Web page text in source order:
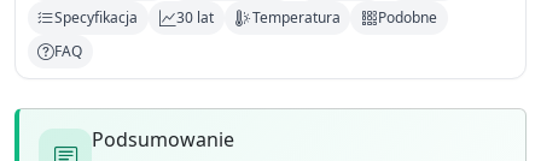
Specyfikacja
30 lat Temperatura
Podobne
FAQ
Podsumowanie